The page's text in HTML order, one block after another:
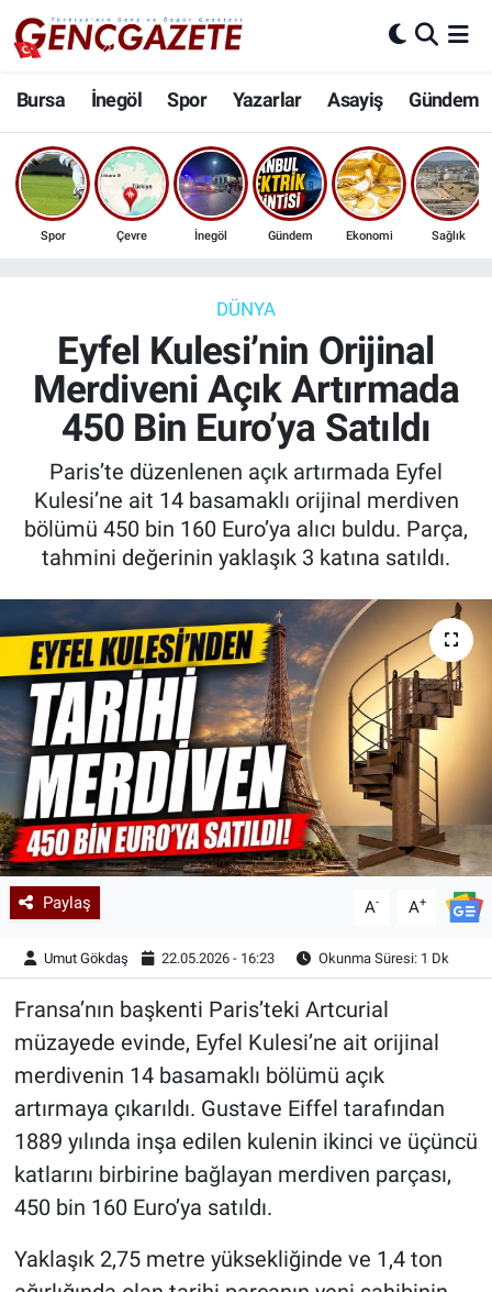
Bursa İnegöl Spor Yazarlar Asayiş Gündem
Spor Çevre İnegöl Gündem Ekonomi Sağlık
DÜNYA
Eyfel Kulesi’nin Orijinal
Merdiveni Açık Artırmada
450 Bin Euro’ya Satıldı
Paris’te düzenlenen açık artırmada Eyfel
Kulesi’ne ait 14 basamaklı orijinal merdiven
bölümü 450 bin 160 Euro’ya alıcı buldu. Parça,
tahmini değerinin yaklaşık 3 katına satıldı.
Paylaş A- A+
Umut Gökdaş 22.05.2026 - 16:23 Okunma Süresi: 1 Dk
Fransa’nın başkenti Paris’teki Artcurial
müzayede evinde, Eyfel Kulesi’ne ait orijinal
merdivenin 14 basamaklı bölümü açık
artırmaya çıkarıldı. Gustave Eiffel tarafından
1889 yılında inşa edilen kulenin ikinci ve üçüncü
katlarını birbirine bağlayan merdiven parçası,
450 bin 160 Euro’ya satıldı.
Yaklaşık 2,75 metre yüksekliğinde ve 1,4 ton
Bursa
İnegöl
3.SAYFA
Ekonomi
Güncel
İnanç
Kadın & Aile
Sağlık
Siyaset
Teknoloji
Yazarlar
Astroloji-Rüya
Nöbetçi Eczaneler
Hava Durumu
Trafik Durumu
Son Dakika Haberleri
Haber Arşivi